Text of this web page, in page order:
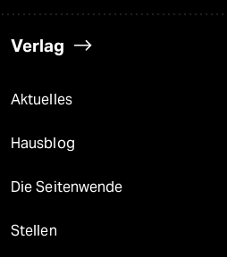
Verlag
Aktuelles
Hausblog
Die Seitenwende
Stellen